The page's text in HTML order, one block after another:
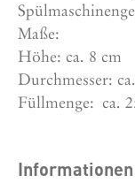
Maße:
Höhe: ca. 8 cm
Durchmesser:
Füllmenge: ca.